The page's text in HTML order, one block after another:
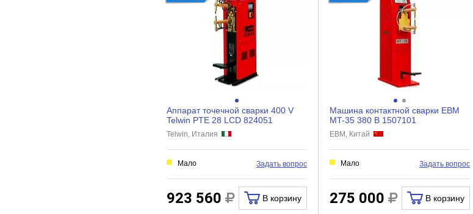
Аппарат точечной сварки 400 V
Telwin PTE 28 LCD 824051
Telwin, Италия
Мало Задать вопрос
923 560 В корзину
Машина контактной сварки EBM
MT-35 380 В 1507101
EBM, Китай
Мало Задать вопрос
275 000 В корзину